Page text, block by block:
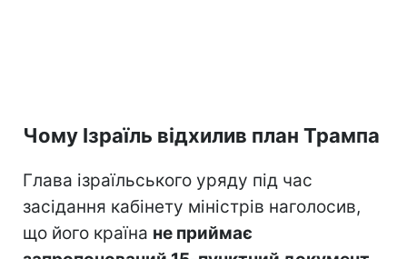
Чому Ізраїль відхилив план Трампа
Глава ізраїльського уряду під час
засідання кабінету міністрів наголосив,
що його країна не приймає